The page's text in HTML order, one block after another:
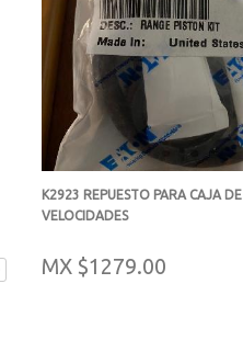
K2923 REPUESTO PARA CAJA DE
VELOCIDADES
MX $1279.00